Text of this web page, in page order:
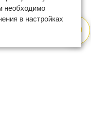
необходимо
в настройках